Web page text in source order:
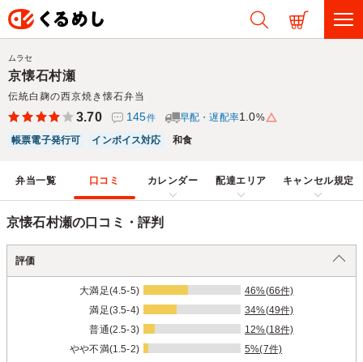
京懐石村瀬
伝統白麹の西京焼き懐石弁当
ムラセ
3.70 145件 早配・遅配率1.0%
帳票電子発行可
インボイス対応 和食
弁当一覧 口コミ カレンダー 配達エリア キャンセル規定
京懐石村瀬の口コミ・評判
評価
大満足(4.5-5)
46%(66件)
満足(3.5-4)
34%(49件)
普通(2.5-3)
12%(18件)
やや不満(1.5-2)
5%(7件)